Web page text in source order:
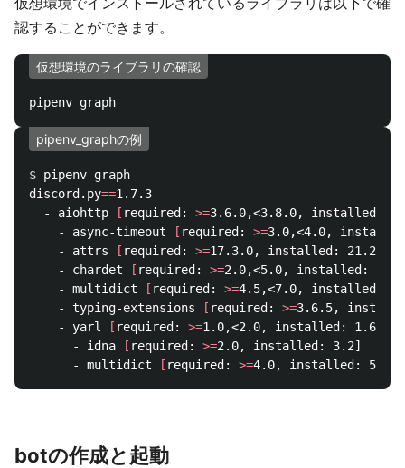
認することができます。
仮想環境のライブラリの確認
pipenv_graphの例
$ pipenv graph
discord.py==1.7.3
  - aiohttp
[ required: >=3.6.0,<3.8.0, installed:
    - async-timeout
[ required: >=3.0,<4.0,
    - attrs
[ required: >=17.3.0, installed: 21.2.0]
    - chardet
[ required: >=2.0,<5.0, installed:
    - multidict
[ required: >=4.5,<7.0, installed:
    - typing-extensions
[ required: >=3.6.5,
    - yarl
[ required: >=1.0,<2.0, installed: 1.6.3]
      - idna
[ required: >=2.0, installed: 3.2]
      - multidict
[ required: >=
botの作成と起動